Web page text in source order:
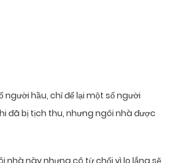
người hầu, chỉ để lại một số người
đã bị tịch thu, nhưng ngôi nhà được